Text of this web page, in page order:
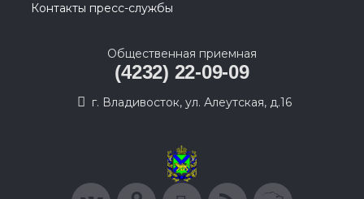
Контакты пресс-службы
Общественная приемная
(4232) 22-09-09
г. Владивосток, ул. Алеутская, д.16